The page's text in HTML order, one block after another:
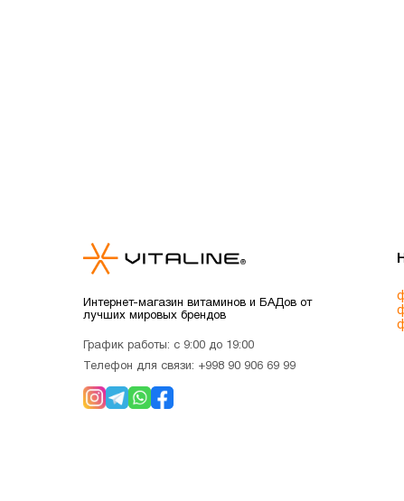
Интернет-магазин витаминов и БАДов от
лучших мировых брендов
График работы: с 9:00 до 19:00
Телефон для связи: +998 90 906 69 99